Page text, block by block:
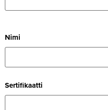
Nimi
Ser­ti­fi­kaatti